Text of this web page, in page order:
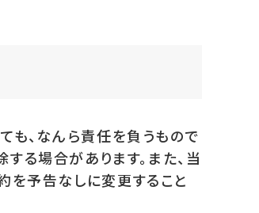
も、なんら責任を負うもので
る場合があります。また、当
を予告なしに変更すること